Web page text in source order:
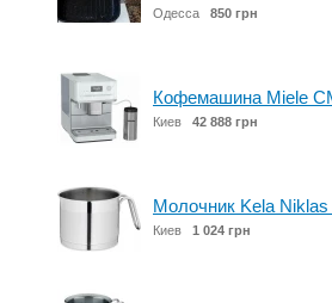
Одесса 850 грн
Кофемашина Miele
Киев 42 888 грн
Молочник Kela
Киев 1 024 грн